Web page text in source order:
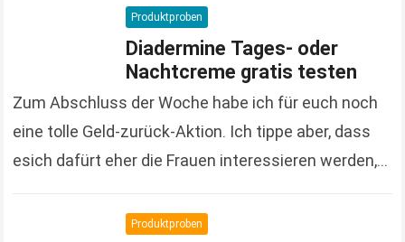
Onlineshop auch immer wieder…
Produktproben
Diadermine Tages- oder
Nachtcreme gratis testen
Zum Abschluss der Woche habe ich für euch noch
eine tolle Geld-zurück-Aktion. Ich tippe aber, dass
esich dafürt eher die Frauen interessieren werden,
Produktproben